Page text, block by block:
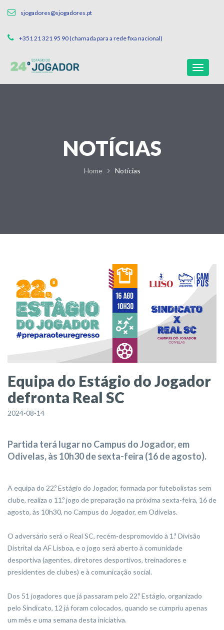
sjogadores@sjogadores.pt
+351 21 321 95 90 (chamada para a rede fixa nacional)
NOTÍCIAS
Home Notícias
Equipa do Estágio do Jogador
defronta Real SC
2024-08-14
Partida terá lugar no Campus do Jogador, em
Odivelas, às 10h30 de sexta-feira (16 de agosto).
A equipa do 22.º Estágio do Jogador, formada por futebolistas sem
clube, realiza o 11.º jogo de preparação na próxima sexta-feira, 16 de
agosto, às 10h30, no Campus do Jogador, em Odivelas.
O adversário será o Real SC, recém-despromovido à 1.ª Divisão
Distrital da AF Lisboa, e o jogo será aberto à comunidade
desportiva (agentes, diretores desportivos, treinadores e
presidentes de clubes) e à comunicação social.
Dos 51 jogadores que já passaram pelo 22.º Estágio, organizado
pelo Sindicato, 12 já foram colocados, quando se cumpriu apenas
um mês e uma semana desta iniciativa.